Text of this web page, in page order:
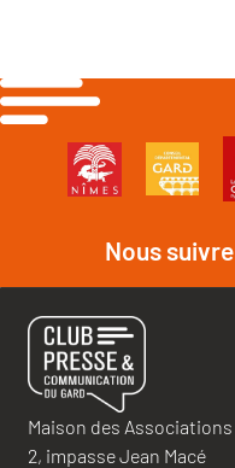
Nous suivre
Maison des Associations
2, impasse Jean Macé